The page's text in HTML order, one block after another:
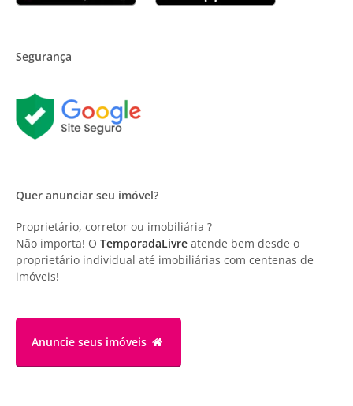
Segurança
Quer anunciar seu imóvel?
Proprietário, corretor ou imobiliária ?
Não importa! O TemporadaLivre atende bem desde o
proprietário individual até imobiliárias com centenas de
imóveis!
Anuncie seus imóveis